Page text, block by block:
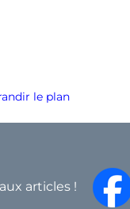
le plan
articles !